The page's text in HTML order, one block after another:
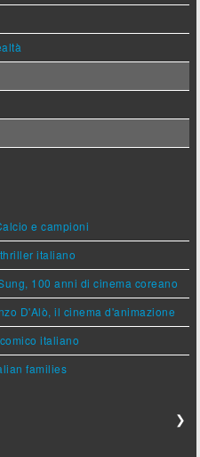
e campioni
italiano
100 anni di cinema coreano
D'Alò, il cinema d'animazione
italiano
families
❯